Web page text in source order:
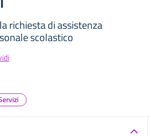
richiesta di assistenza
scolastico